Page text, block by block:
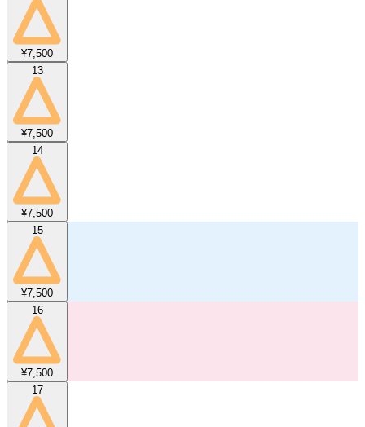
¥7,500
13
¥7,500
14
¥7,500
15
¥7,500
16
¥7,500
17